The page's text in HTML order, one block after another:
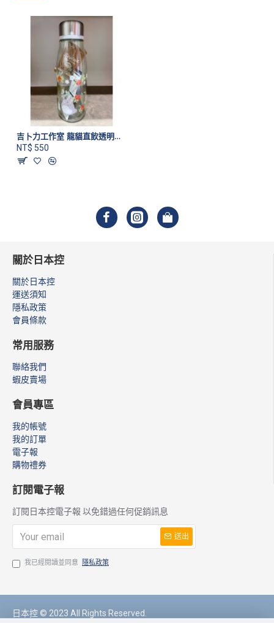
吉卜力工作室 龍貓直飲透明水壺
NT$ 550
關於日本控
關於日本控
運送須知
隱私政策
會員條款
常用服務
聯絡我們
蝦皮賣場
會員專區
我的帳號
我的訂單
電子報
購物禮券
訂閱電子報
訂閱日本控電子報 以免錯過任何促銷訊息
送出
我已經閱讀並同意 隱私政策
日本控 © 2023 All Rights Reserved.